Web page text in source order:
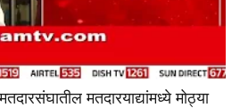
मतदारयाद्यांमध्ये मोठ्या